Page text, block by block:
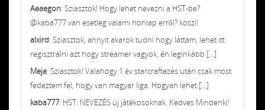
Aeaegon: Sziasztok! Hogy lehet nevezni a HST-be?
@kaba777 van esetleg valami honlap erről? köszi!
alxird: Sziasztok, annyit akarok tudni hogy láttam, lehet itt
regisztrálni azt hogy streamer vagyok, én leginkább [...]
Meja: Sziasztok! Valahogy 1 év starcraftezés után csak most
fedeztem fel, hogy van magyar liga. Hogyan lehet [...]
kaba777: HST: NEVEZÉS új játékosoknak. Kedves Mindenki!